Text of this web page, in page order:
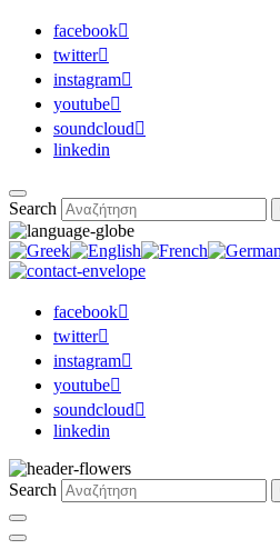
facebook
twitter
instagram
youtube
soundcloud
linkedin
Search
facebook
twitter
instagram
youtube
soundcloud
linkedin
Search